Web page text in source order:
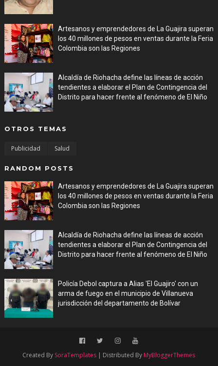
Artesanos y emprendedores de La Guajira superan
los 40 millones de pesos en ventas durante la Feria
Colombia son las Regiones
Alcaldía de Riohacha define las líneas de acción
tendientes a elaborar el Plan de Contingencia del
Distrito para hacer frente al fenómeno de El Niño
OTROS TEMAS
Publicidad Salud
RANDOM POSTS
Artesanos y emprendedores de La Guajira superan
los 40 millones de pesos en ventas durante la Feria
Colombia son las Regiones
Alcaldía de Riohacha define las líneas de acción
tendientes a elaborar el Plan de Contingencia del
Distrito para hacer frente al fenómeno de El Niño
Policía Debol captura a Alias 'El Guajiro' con un
arma de fuego en el municipio de Villanueva
jurisdicción del departamento de Bolívar
Created By SoraTemplates | Distributed By MyBloggerThemes